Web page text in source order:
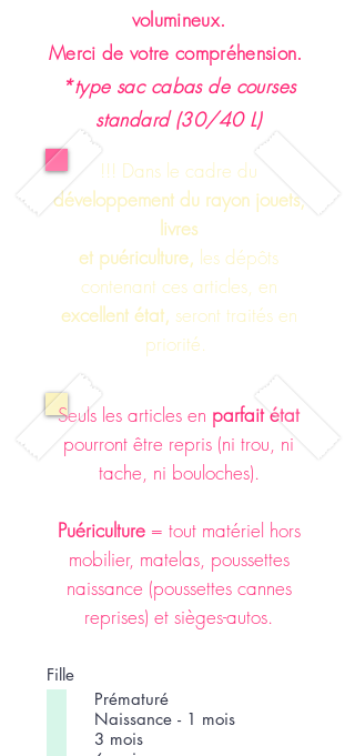
volumineux.
Merci de votre compréhension.
*type sac cabas de courses
standard (30/40 L)
!!! Dans le cadre du
développement du rayon jouets,
livres
et puériculture, les dépôts
contenant ces articles, en
excellent état, seront traités en
priorité.
Seuls les articles en parfait état
pourront être repris (ni trou, ni
tache, ni bouloches).
Puériculture = tout matériel hors
mobilier, matelas, poussettes
naissance (poussettes cannes
reprises) et sièges-autos.
Fille
Prématuré
Naissance - 1 mois
3 mois